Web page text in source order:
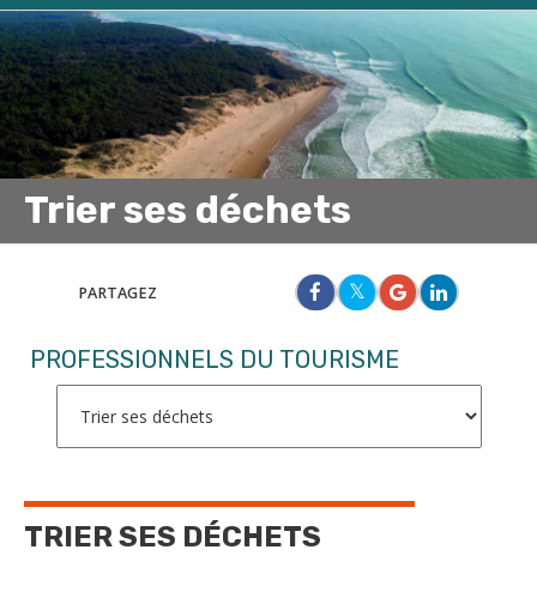
Trier ses déchets
PARTAGEZ
PROFESSIONNELS DU TOURISME
TRIER SES DÉCHETS